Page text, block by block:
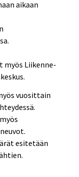
aikaan
Liikenne-
vuosittain
esitetään